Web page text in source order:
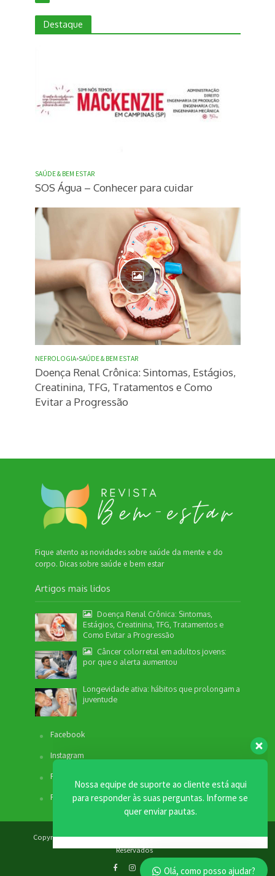
Destaque
SAÚDE & BEM ESTAR
SOS Água – Conhecer para cuidar
NEFROLOGIA•SAÚDE & BEM ESTAR
Doença Renal Crônica: Sintomas, Estágios,
Creatinina, TFG, Tratamentos e Como
Evitar a Progressão
Fique atento as novidades sobre saúde da mente e do
corpo. Dicas sobre saúde e bem estar
Artigos mais lidos
Doença Renal Crônica: Sintomas,
Estágios, Creatinina, TFG, Tratamentos e
Como Evitar a Progressão
Câncer colorretal em adultos jovens:
por que o alerta aumentou
Longevidade ativa: hábitos que prolongam a
juventude
Facebook
Instagram
Fale com a Redação
Fale com o Comercial
Copyright © 2012 - 2026. Revista Bem Estar - Todos os Direitos
Reservados
Nossa equipe de suporte ao cliente está aqui
para responder às suas perguntas. Informe se
quer enviar pautas.
Envio de Pauta
SEO / Marketing
Comercial
Olá, como posso ajudar?